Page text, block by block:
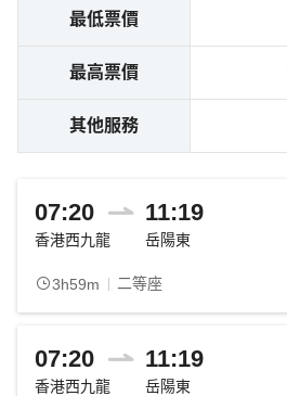
最低票價
最高票價
其他服務
07:20 11:19
香港西九龍 岳陽東
3h59m 二等座
07:20 11:19
香港西九龍 岳陽東